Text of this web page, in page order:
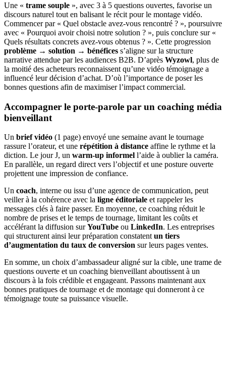
Une « trame souple », avec 3 à 5 questions ouvertes, favorise un
discours naturel tout en balisant le récit pour le montage vidéo.
Commencer par « Quel obstacle avez-vous rencontré ? », poursuivre
avec « Pourquoi avoir choisi notre solution ? », puis conclure sur «
Quels résultats concrets avez-vous obtenus ? ». Cette progression
problème → solution → bénéfices s’aligne sur la structure
narrative attendue par les audiences B2B. D’après Wyzowl, plus de
la moitié des acheteurs reconnaissent qu’une vidéo témoignage a
influencé leur décision d’achat. D’où l’importance de poser les
bonnes questions afin de maximiser l’impact commercial.
Accompagner le porte-parole par un coaching média
bienveillant
Un brief vidéo (1 page) envoyé une semaine avant le tournage
rassure l’orateur, et une répétition à distance affine le rythme et la
diction. Le jour J, un warm-up informel l’aide à oublier la caméra.
En parallèle, un regard direct vers l’objectif et une posture ouverte
projettent une impression de confiance.
Un coach, interne ou issu d’une agence de communication, peut
veiller à la cohérence avec la ligne éditoriale et rappeler les
messages clés à faire passer. En moyenne, ce coaching réduit le
nombre de prises et le temps de tournage, limitant les coûts et
accélérant la diffusion surYouTube ou LinkedIn. Les entreprises
qui structurent ainsi leur préparation constatent un tiers
d’augmentation du taux de conversion sur leurs pages ventes.
En somme, un choix d’ambassadeur aligné sur la cible, une trame de
questions ouverte et un coaching bienveillant aboutissent à un
discours à la fois crédible et engageant. Passons maintenant aux
bonnes pratiques de tournage et de montage qui donneront à ce
témoignage toute sa puissance visuelle.